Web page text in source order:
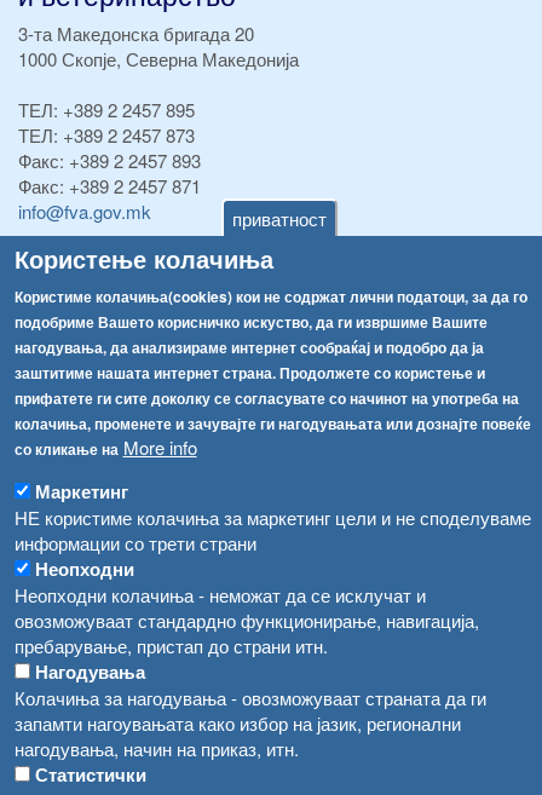
приватност
Користење колачиња
Користиме колачиња(cookies) кои не содржат лични податоци, за да го
подобриме Вашето корисничко искуство, да ги извршиме Вашите
нагодувања, да анализираме интернет сообраќај и подобро да ја
заштитиме нашата интернет страна. Продолжете со користење и
прифатете ги сите доколку се согласувате со начинот на употреба на
колачиња, променете и зачувајте ги нагодувањата или дознајте повеќе
со кликање на More info
Маркетинг
НЕ користиме колачиња за маркетинг цели и не споделуваме
информации со трети страни
Неопходни
Неопходни колачиња - неможат да се исклучат и
овозможуваат стандардно функционирање, навигација,
пребарување, пристап до страни итн.
Нагодувања
Колачиња за нагодувања - овозможуваат страната да ги
запамти нагоувањата како избор на јазик, регионални
нагодувања, начин на приказ, итн.
Статистички
3-та Македонска бригада 20
1000 Скопје, Северна Македонија
ТЕЛ: +389 2 2457 895
ТЕЛ: +389 2 2457 873
Факс: +389 2 2457 893
Факс: +389 2 2457 871
info@fva.gov.mk
[АХВ-претходна страна]
Соопштенија
Република Бугарија ги засили официјалните контроли при увоз на свежо овошје и зеленчук
Високите температури ризик од труење со храна, опасни се и за животните
Водата во Гостивар може да се користи како техничка, продолжува испораката на флаширана вода
Забраната за водата во Гостивар останува на сила, операторите да користат само технички безбедна вода
Навигација
Архива
Регистри
Обрасци
Забрани